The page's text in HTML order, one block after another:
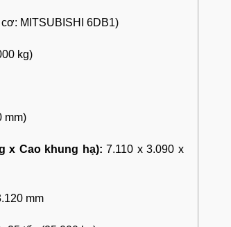
MITSUBISHI 6DB1)
kg)
mm)
x Cao khung hạ): 7.110 x 3.090 x
mm